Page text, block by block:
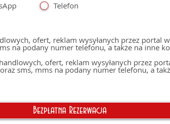
Telefon
ofert, reklam wysyłanych przez portal
podany numer telefonu, a także na inne konta
ofert, reklam wysyłanych przez
sms, mms na podany numer telefonu, a
Bezpłatna Rezerwacja